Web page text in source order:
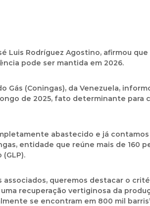
Luis Rodríguez Agostino, afirmou
pode ser mantida em 2026.
Gás (Coningas), da Venezuela,
de 2025, fato determinante para
abastecido e já
entidade que reúne mais de 160
associados, queremos destacar o
recuperação vertiginosa da
se encontram em 800 mil barris